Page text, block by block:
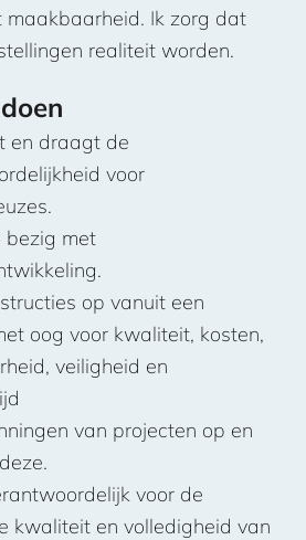
maakbaarheid. Ik zorg dat
realiteit worden.
en draagt de
voor
bezig met
op vanuit een
oog voor kwaliteit, kosten,
veiligheid en
van projecten op en
voor de
kwaliteit en volledigheid van